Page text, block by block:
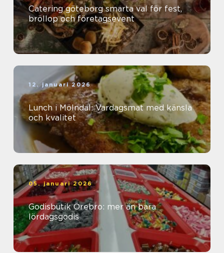
Catering göteborg smarta val för fest,
bröllop och företagsevent
12. januari 2026
Lunch i Mölndal: Vardagsmat med känsla
och kvalitet
05. januari 2026
Godisbutik Örebro: mer än bara
lördagsgodis